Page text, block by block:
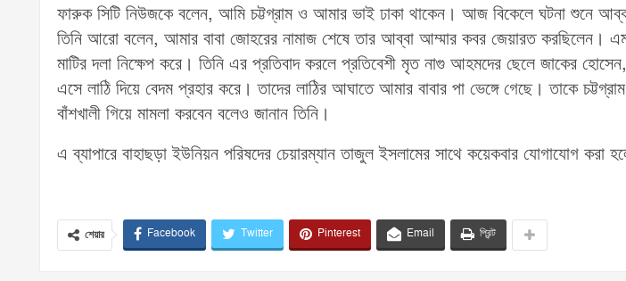
ফারুক সিটি নিউজকে বলেন, আমি চট্টগ্রাম ও আমার ভাই ঢাকা থাকেন। আজ বিকেলে ঘটনা শুনে
তিনি আরো বলেন, আমার বাবা জোহরের নামাজ শেষে তার আব্বা আম্মার কবর জেয়ারত করছিলেন।
মাটির দলা নিক্ষেপ করে। তিনি এর প্রতিবাদ করলে প্রতিবেশী মৃত নাগু আহমদের ছেলে জাকের
এসে লাঠি দিয়ে বেদম প্রহার করে। তাদের লাঠির আঘাতে আমার বাবার পা ভেঙ্গে গেছে। তাকে
বাঁশখালী গিয়ে মামলা করবেন বলেও জানান তিনি।
এ ব্যাপারে বাহাছড়া ইউনিয়ন পরিষদের চেয়ারম্যান তাজুল ইসলামের সাথে কয়েকবার যোগাযোগ করা
শেয়ার Facebook Twitter Pinterest Email প্রিন্ট